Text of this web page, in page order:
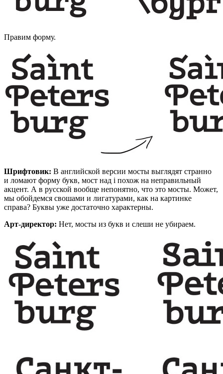
Правим форму.
Шрифтовик: В английской версии мосты выглядят странно
и ломают форму букв, мост над i похож на неправильный
акцент. А в русской вообще непонятно, что это мосты. Может,
мы обойдемся свошами и лигатурами, как на картинке
справа? Буквы уже достаточно характерны.
Арт-директор: Нет, мосты из букв и слеши не убираем.